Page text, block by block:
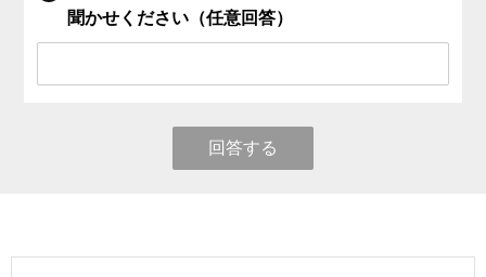
聞かせください（任意回答）
回答する